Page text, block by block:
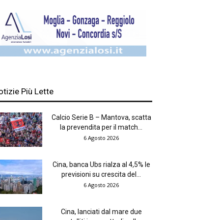
Più Lette
Calcio Serie B – Mantova, scatta
la prevendita per il match...
6 Agosto 2026
Cina, banca Ubs rialza al 4,5% le
previsioni su crescita del...
6 Agosto 2026
Cina, lanciati dal mare due